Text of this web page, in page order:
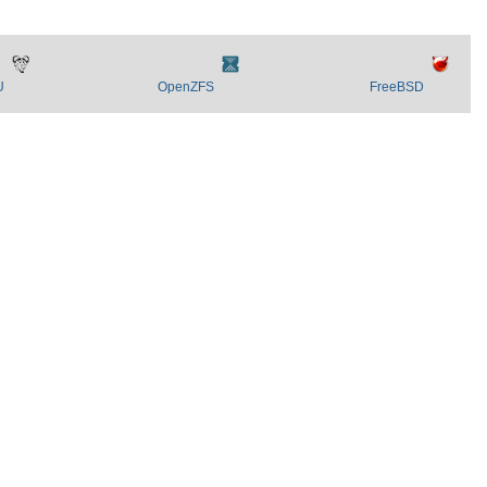
OpenZFS FreeBSD